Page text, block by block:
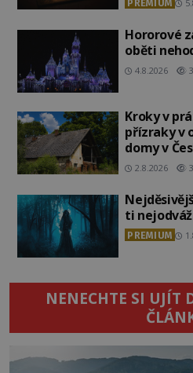
PREMIUM
Hororové
oběti
4.8.2026
Kroky v
přízraky v
domy v
2.8.2026
Nejděsivější
ti
PREMIUM
NENECHTE SI UJÍT